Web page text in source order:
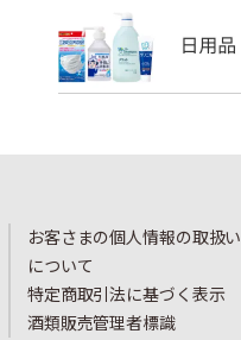
お客さまの個人情報の取扱い
について
特定商取引法に基づく表示
酒類販売管理者標識